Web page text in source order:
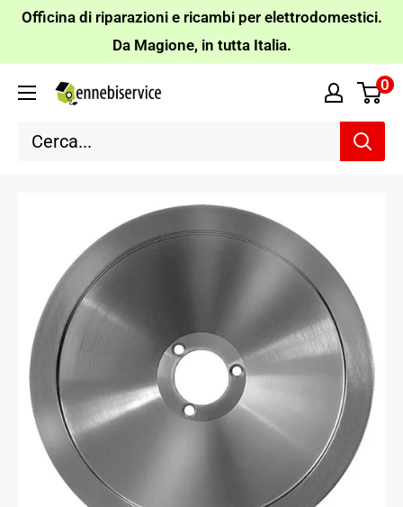
Vai
contenuto
Officina di riparazioni e ricambi per elettrodomestici.
Da Magione, in tutta Italia.
Ennebiservice 0